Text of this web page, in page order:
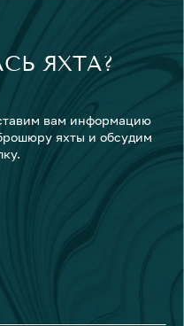
ЯХТА?
вам информацию
яхты и обсудим